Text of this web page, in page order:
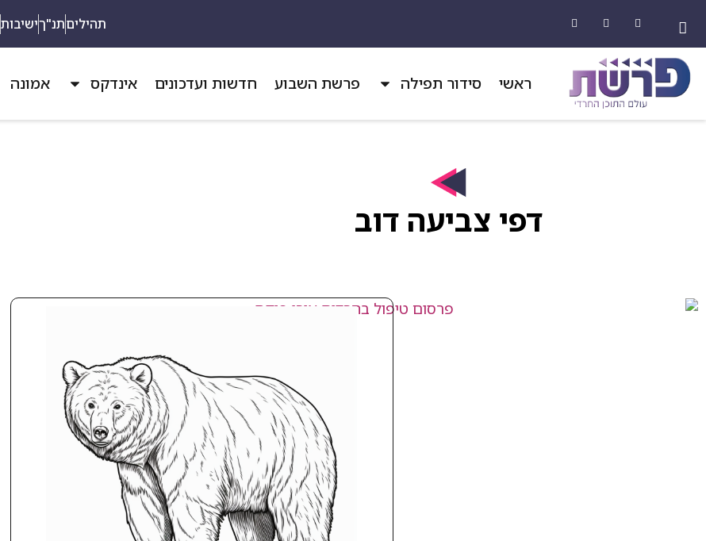
תהיליםתנ"ךישיבות
ראשי סידור תפילה פרשת השבוע חדשות ועדכונים אינדקס אמונה
דפי צביעה דוב